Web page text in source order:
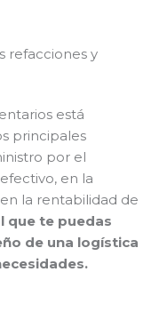
refacciones y
está
principales
por el
en la
la rentabilidad de
que te puedas
de una logística